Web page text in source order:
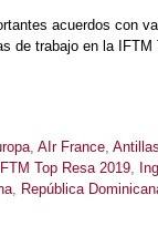
acuerdos con
de trabajo en la
, AIr France,
IFTM Top Resa 2019,
, República